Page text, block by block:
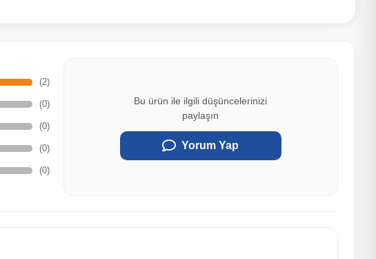
(2)
(0)
(0)
(0)
(0)
Bu ürün ile ilgili düşüncelerinizi
paylaşın
Yorum Yap